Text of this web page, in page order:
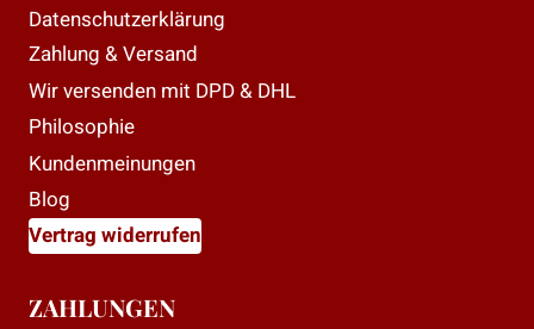
Datenschutzerklärung
Zahlung & Versand
Wir versenden mit DPD & DHL
Philosophie
Kundenmeinungen
Blog
Vertrag widerrufen
ZAHLUNGEN